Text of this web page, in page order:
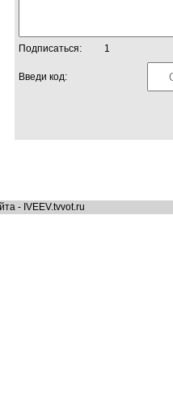
Подписаться: 1
Введи код:
- IVEEV.tvvot.ru